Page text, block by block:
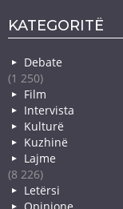
KATEGORITË
Debate
(1 250)
Film
Intervista
Kulturë
Kuzhinë
Lajme
(8 226)
Letërsi
Opinione